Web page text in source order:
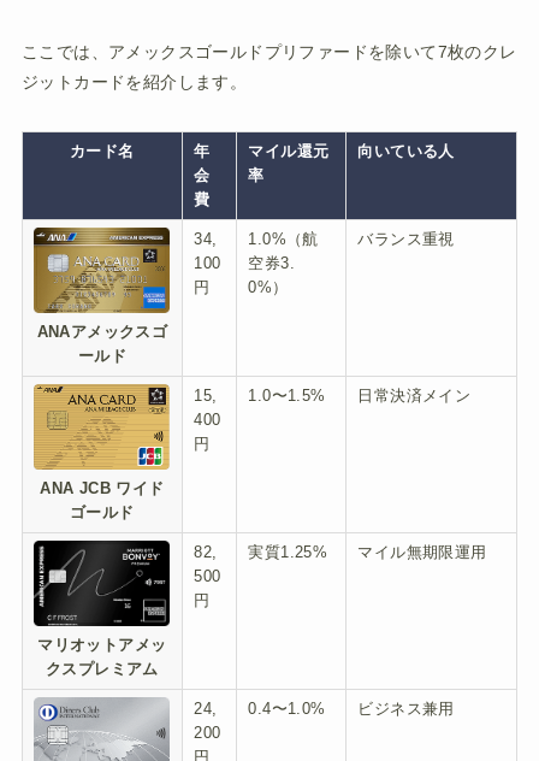
ここでは、アメックスゴールドプリファードを除いて7枚のクレ
ジットカードを紹介します。
カード名
年
会
費
マイル還元
率
向いている人
ANAアメックスゴ
ールド
34,
100
円
1.0%（航
空券3.
0%）
バランス重視
ANA JCB ワイド
ゴールド
15,
400
円
1.0〜1.5% 日常決済メイン
マリオットアメッ
クスプレミアム
82,
500
円
実質1.25% マイル無期限運用
24,
200
円
0.4〜1.0% ビジネス兼用